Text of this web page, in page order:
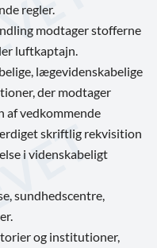
regler.
modtager stofferne
luftkaptajn.
lægevidenskabelige
der modtager
af vedkommende
skriftlig rekvisition
i videnskabeligt
sundhedscentre,
og institutioner,